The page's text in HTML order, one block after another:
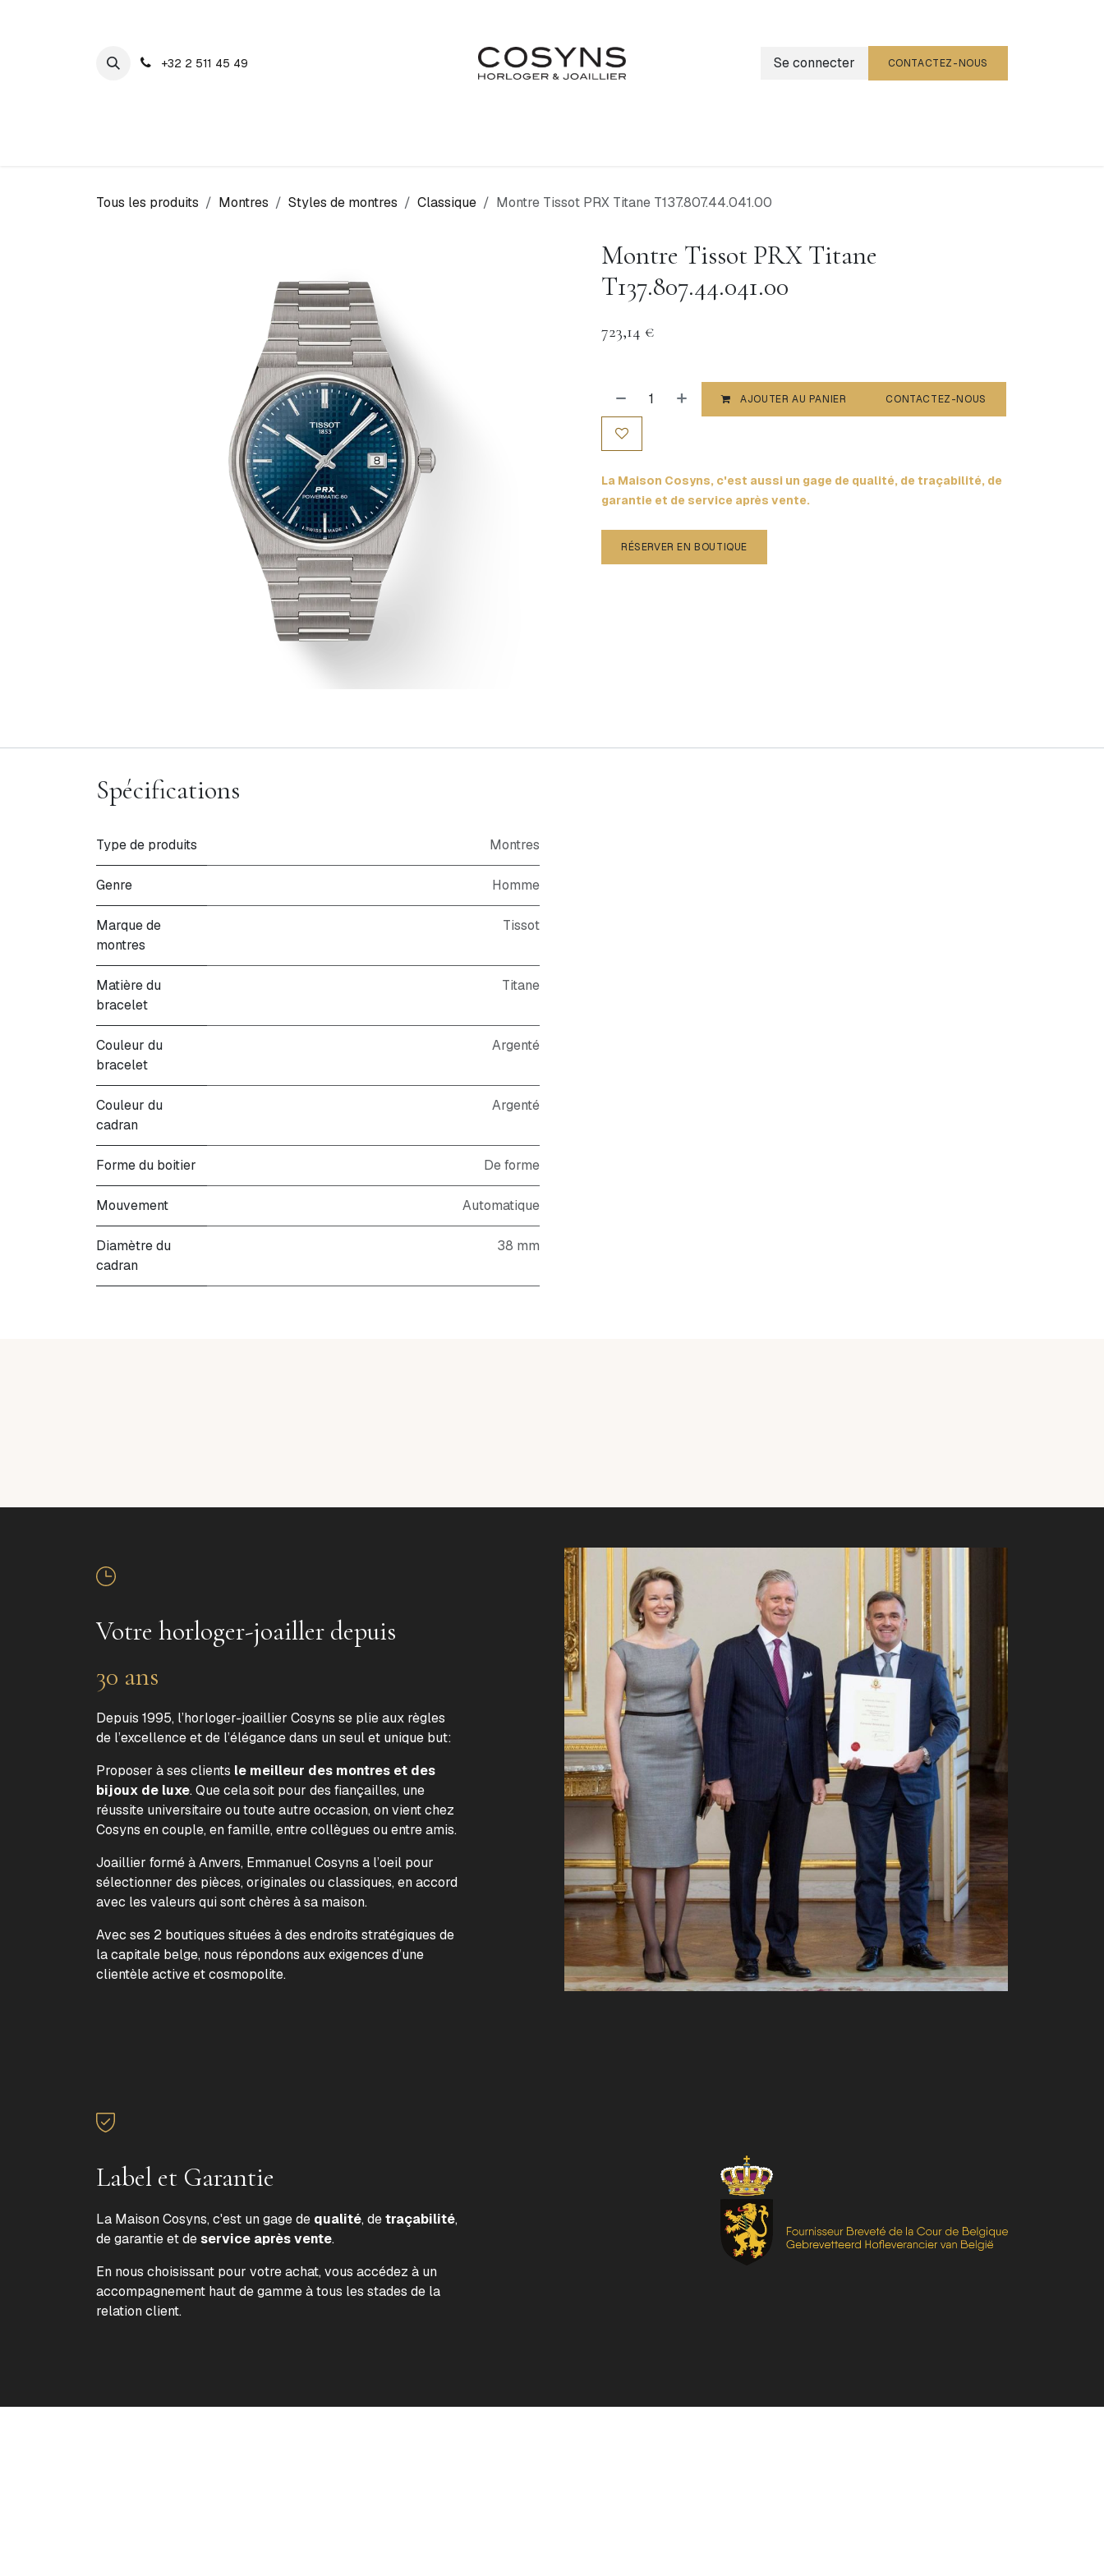
+32 2 511 45 49 Se connecter CONTACTEZ-NOUS
Tous les produits Montres Styles de montres Classique Montre Tissot PRX Titane T137.807.44.041.00
Montre Tissot PRX Titane
T137.807.44.041.00
723,14 €
AJOUTER AU PANIER CONTACTEZ-NOUS
La Maison Cosyns, c'est aussi un gage de qualité, de traçabilité, de
garantie et de service après vente.
RÉSERVER EN BOUTIQUE
Spécifications
Type de produits Montres
Genre Homme
Marque de
montres
Tissot
Matière du
bracelet
Titane
Couleur du
bracelet
Argenté
Couleur du
cadran
Argenté
Forme du boitier De forme
Mouvement Automatique
Diamètre du
cadran
38 mm
Votre horloger-joailler depuis
30 ans
Depuis 1995, l’horloger-joaillier Cosyns se plie aux règles
de l’excellence et de l’élégance dans un seul et unique but:
Proposer à ses clients le meilleur des montres et des
bijoux de luxe. Que cela soit pour des fiançailles, une
réussite universitaire ou toute autre occasion, on vient chez
Cosyns en couple, en famille, entre collègues ou entre amis.
Joaillier formé à Anvers, Emmanuel Cosyns a l’oeil pour
sélectionner des pièces, originales ou classiques, en accord
avec les valeurs qui sont chères à sa maison.
Avec ses 2 boutiques situées à des endroits stratégiques de
la capitale belge, nous répondons aux exigences d’une
clientèle active et cosmopolite.
Label et Garantie
La Maison Cosyns, c'est un gage de qualité, detraçabilité,
de garantie et deservice après vente.
En nous choisissant pour votre achat, vous accédez à un
accompagnement haut de gamme à tous les stades de la
relation client.